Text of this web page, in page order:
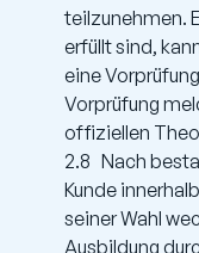
teilzunehmen.
erfüllt sind,
eine
Vorprüfung
offiziellen
2.8 Nach
Kunde
seiner Wahl
Ausbildung